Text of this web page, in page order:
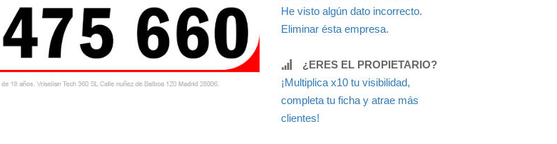
He visto algún dato incorrecto.
Eliminar ésta empresa.
¿ERES EL PROPIETARIO?
¡Multiplica x10 tu visibilidad,
completa tu ficha y atrae más
clientes!